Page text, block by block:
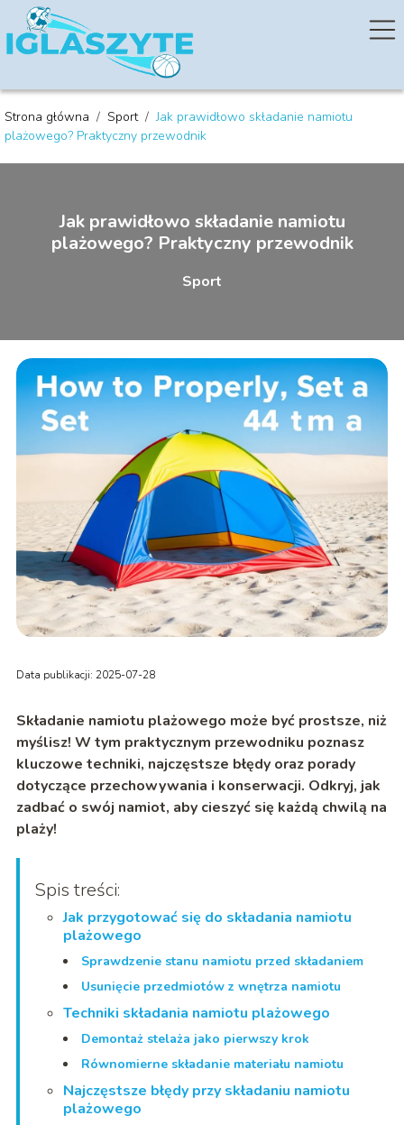
Strona główna / Sport /Jak prawidłowo składanie namiotu
plażowego? Praktyczny przewodnik
Jak prawidłowo składanie namiotu
plażowego? Praktyczny przewodnik
Sport
Data publikacji: 2025-07-28
Składanie namiotu plażowego może być prostsze, niż
myślisz! W tym praktycznym przewodniku poznasz
kluczowe techniki, najczęstsze błędy oraz porady
dotyczące przechowywania i konserwacji. Odkryj, jak
zadbać o swój namiot, aby cieszyć się każdą chwilą na
plaży!
Spis treści:
Jak przygotować się do składania namiotu
plażowego
Sprawdzenie stanu namiotu przed składaniem
Usunięcie przedmiotów z wnętrza namiotu
Techniki składania namiotu plażowego
Demontaż stelaża jako pierwszy krok
Równomierne składanie materiału namiotu
Najczęstsze błędy przy składaniu namiotu
plażowego